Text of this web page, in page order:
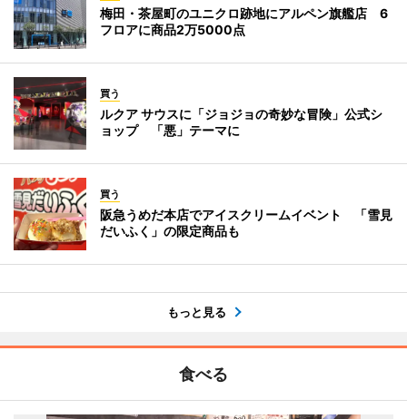
梅田・茶屋町のユニクロ跡地にアルペン旗艦店 6
フロアに商品2万5000点
買う
ルクア サウスに「ジョジョの奇妙な冒険」公式シ
ョップ 「悪」テーマに
買う
阪急うめだ本店でアイスクリームイベント 「雪見
だいふく」の限定商品も
もっと見る
食べる